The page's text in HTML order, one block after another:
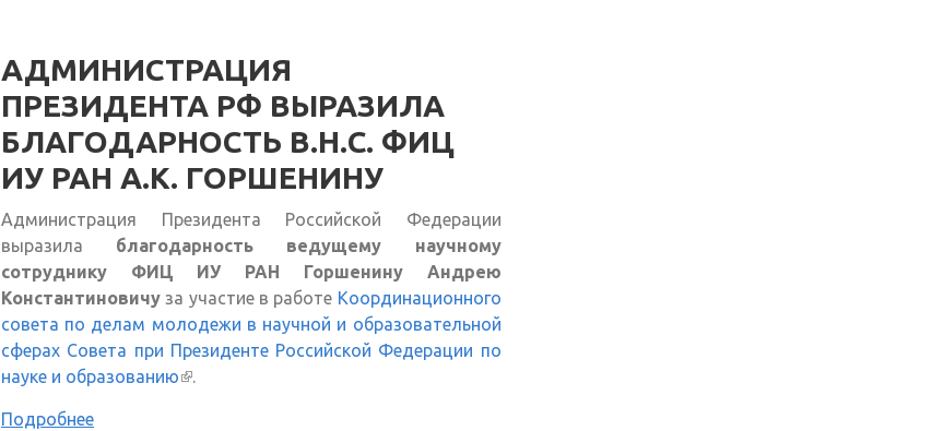
АДМИНИСТРАЦИЯ
ПРЕЗИДЕНТА РФ ВЫРАЗИЛА
БЛАГОДАРНОСТЬ В.Н.С. ФИЦ
ИУ РАН А.К. ГОРШЕНИНУ
Администрация Президента Российской Федерации
выразила благодарность ведущему научному
сотруднику ФИЦ ИУ РАН Горшенину Андрею
Константиновичу за участие в работе Координационного
совета по делам молодежи в научной и образовательной
сферах Совета при Президенте Российской Федерации по
науке и образованию(внешняя ссылка)
.
Подробнее